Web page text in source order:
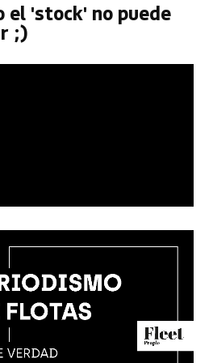
el 'stock' no puede
;)